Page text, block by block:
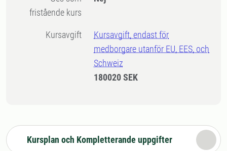
fristående kurs
Kursavgift
Kursavgift, endast för
medborgare utanför EU, EES, och
Schweiz
180020 SEK
Kursplan och Kompletterande uppgifter